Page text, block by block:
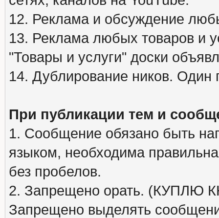
12. Реклама и обсуждение
13. Реклама любых товаров и
"Товары и услуги" доски
14. Дублирование ников. Один
При публикации тем и
1. Сообщение обязано быть
языком, необходима
без пробелов.
2. Запрещено орать. (КУПЛЮ
Запрещено выделять